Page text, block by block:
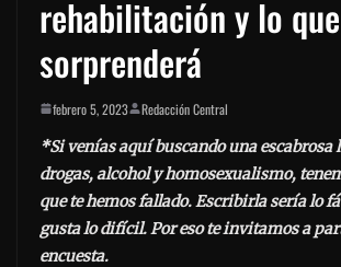
rehabilitación y lo
sorprenderá
febrero 5, 2023 Redacción Central
*Si venías aquí buscando una escabrosa
drogas, alcohol y homosexualismo,
que te hemos fallado. Escribirla sería lo
gusta lo difícil. Por eso te invitamos a
encuesta.